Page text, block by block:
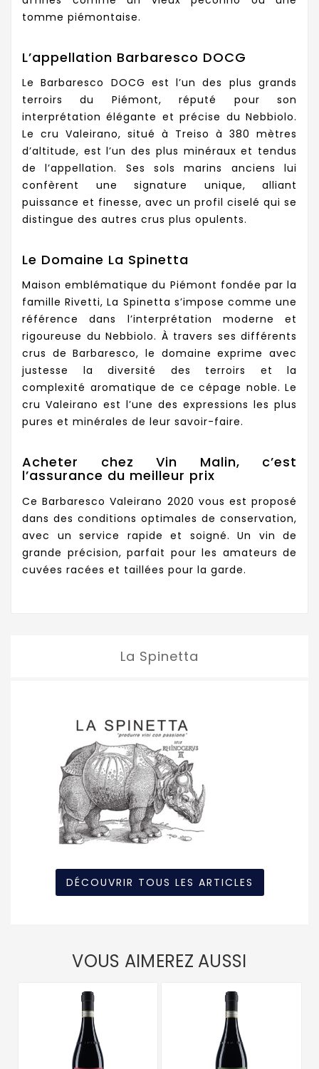
tomme piémontaise.
L’appellation Barbaresco DOCG
Le Barbaresco DOCG est l’un des plus grands
terroirs du Piémont, réputé pour son
interprétation élégante et précise du Nebbiolo.
Le cru Valeirano, situé à Treiso à 380 mètres
d’altitude, est l’un des plus minéraux et tendus
de l’appellation. Ses sols marins anciens lui
confèrent une signature unique, alliant
puissance et finesse, avec un profil ciselé qui se
distingue des autres crus plus opulents.
Le Domaine La Spinetta
Maison emblématique du Piémont fondée par la
famille Rivetti, La Spinetta s’impose comme une
référence dans l’interprétation moderne et
rigoureuse du Nebbiolo. À travers ses différents
crus de Barbaresco, le domaine exprime avec
justesse la diversité des terroirs et la
complexité aromatique de ce cépage noble. Le
cru Valeirano est l’une des expressions les plus
pures et minérales de leur savoir-faire.
Acheter chez Vin Malin, c’est
l’assurance du meilleur prix
Ce Barbaresco Valeirano 2020 vous est proposé
dans des conditions optimales de conservation,
avec un service rapide et soigné. Un vin de
grande précision, parfait pour les amateurs de
cuvées racées et taillées pour la garde.
La Spinetta
DÉCOUVRIR TOUS LES ARTICLES
VOUS AIMEREZ AUSSI